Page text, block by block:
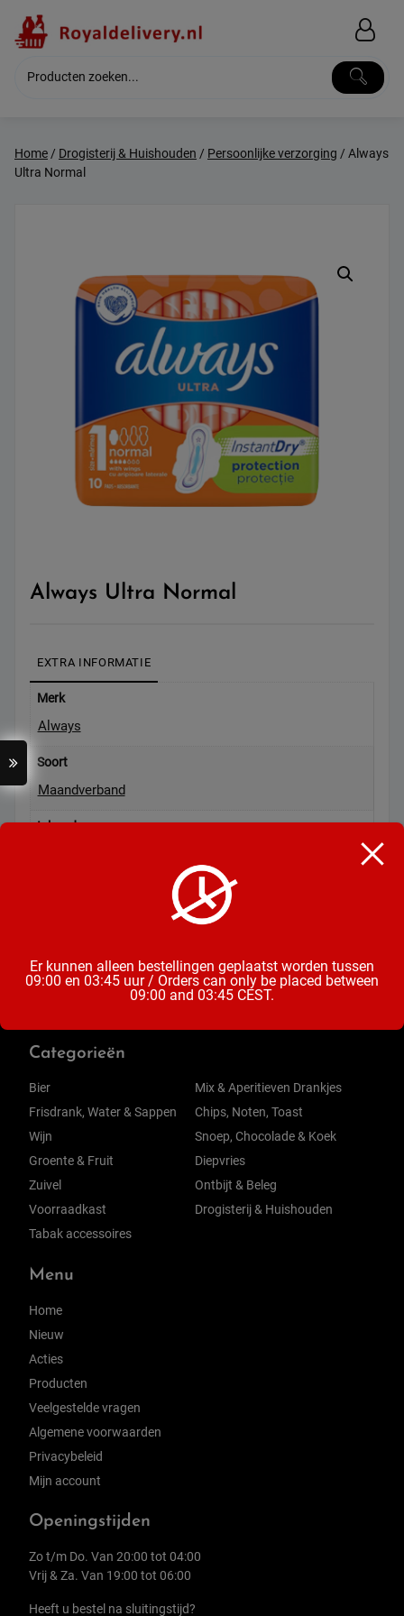
content
Home/ Drogisterij & Huishouden / Persoonlijke verzorging / Always
Ultra Normal
Always Ultra Normal
EXTRA INFORMATIE
Merk
Always
Soort
Maandverband
Inhoud
Categorieën
Bier
Frisdrank, Water & Sappen
Wijn
Groente & Fruit
Zuivel
Voorraadkast
Tabak accessoires
Mix & Aperitieven Drankjes
Chips, Noten, Toast
Snoep, Chocolade & Koek
Diepvries
Ontbijt & Beleg
Drogisterij & Huishouden
Menu
Home
Nieuw
Acties
Producten
Veelgestelde vragen
Algemene voorwaarden
Privacybeleid
Mijn account
Openingstijden
Zo t/m Do. Van 20:00 tot 04:00
Vrij & Za. Van 19:00 tot 06:00
Heeft u bestel na sluitingstijd?
Er kunnen alleen bestellingen geplaatst worden tussen
09:00 en 03:45 uur / Orders can only be placed between
09:00 and 03:45 CEST.